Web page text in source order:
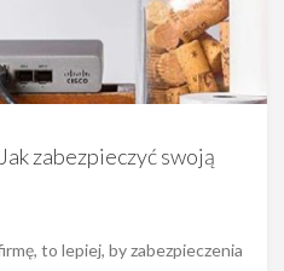
zabezpieczyć swoją
to lepiej, by zabezpieczenia